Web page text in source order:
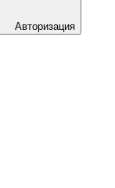
Авторизация